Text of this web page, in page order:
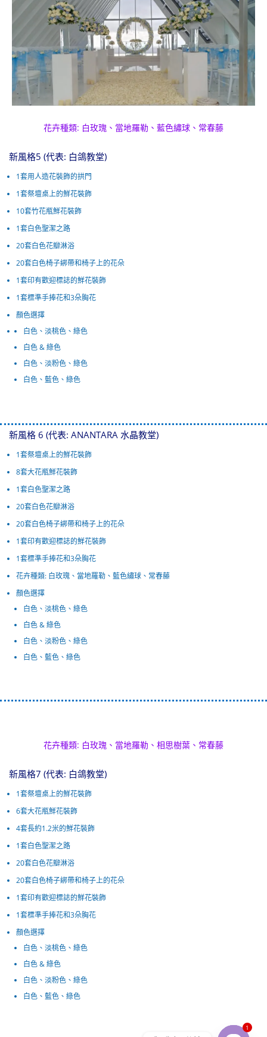
花卉種類: 白玫瑰、當地羅勒、藍色繡球、常春藤
新風格5 (代表: 白鴿教堂)
1套用人造花裝飾的拱門
1套祭壇桌上的鮮花裝飾
10套竹花瓶鮮花裝飾
1套白色聖潔之路
20套白色花瓣淋浴
20套白色椅子綁帶和椅子上的花朵
1套印有歡迎標誌的鮮花裝飾
1套標準手捧花和3朵胸花
顏色選擇
白色、淡桃色、綠色
白色 & 綠色
白色、淡粉色、綠色
白色、藍色、綠色
新風格 6 (代表: ANANTARA 水晶教堂)
1套祭壇桌上的鮮花裝飾
8套大花瓶鮮花裝飾
1套白色聖潔之路
20套白色花瓣淋浴
20套白色椅子綁帶和椅子上的花朵
1套印有歡迎標誌的鮮花裝飾
1套標準手捧花和3朵胸花
花卉種類: 白玫瑰、當地羅勒、藍色繡球、常春藤
顏色選擇
白色、淡桃色、綠色
白色 & 綠色
白色、淡粉色、綠色
白色、藍色、綠色
花卉種類: 白玫瑰、當地羅勒、相思樹葉、常春藤
新風格7 (代表: 白鴿教堂)
1套祭壇桌上的鮮花裝飾
6套大花瓶鮮花裝飾
4套長約1.2米的鮮花裝飾
1套白色聖潔之路
20套白色花瓣淋浴
20套白色椅子綁帶和椅子上的花朵
1套印有歡迎標誌的鮮花裝飾
1套標準手捧花和3朵胸花
顏色選擇
白色、淡桃色、綠色
白色 & 綠色
白色、淡粉色、綠色
白色、藍色、綠色
1